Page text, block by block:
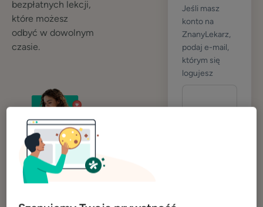
Jeśli masz
konto na
ZnanyLekarz,
podaj e-mail,
którym się
logujesz
bezpłatnych lekcji,
które możesz
odbyć w dowolnym
czasie.